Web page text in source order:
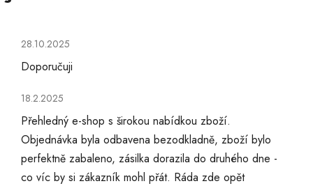
Hodnocení obchodu je 5 z 5 hvězdiček.
28.10.2025
Doporučuji
Hodnocení obchodu je 5 z 5 hvězdiček.
18.2.2025
Přehledný e-shop s širokou nabídkou zboží.
Objednávka byla odbavena bezodkladně, zboží bylo
perfektně zabaleno, zásilka dorazila do druhého dne -
co víc by si zákazník mohl přát. Ráda zde opět